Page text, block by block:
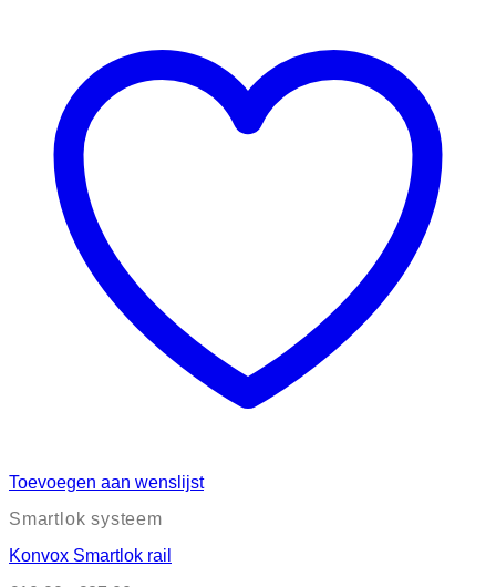
Toevoegen aan wenslijst
Smartlok systeem
Konvox Smartlok rail